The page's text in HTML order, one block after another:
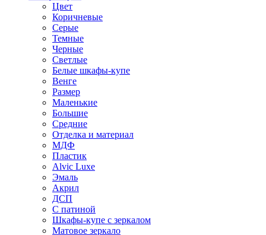
Цвет
Коричневые
Серые
Темные
Черные
Светлые
Белые шкафы-купе
Венге
Размер
Маленькие
Большие
Средние
Отделка и материал
МДФ
Пластик
Alvic Luxe
Эмаль
Акрил
ДСП
С патиной
Шкафы-купе с зеркалом
Матовое зеркало